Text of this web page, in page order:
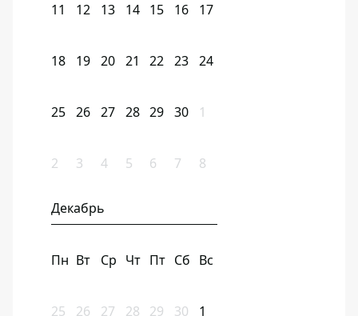
11 12 13 14 15 16 17
18 19 20 21 22 23 24
25 26 27 28 29 30 1
2 3 4 5 6 7 8
Декабрь
Пн Вт Ср Чт Пт Сб Вс
25 26 27 28 29 30 1